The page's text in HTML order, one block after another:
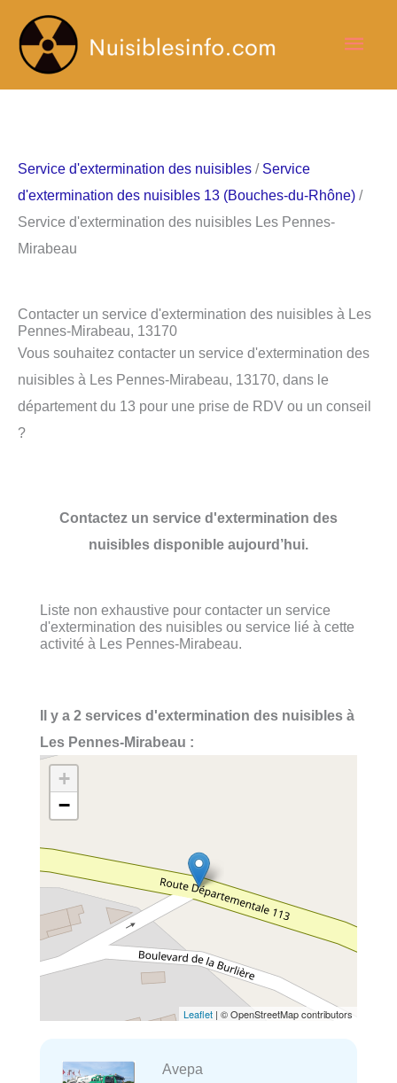
contenu
Service d'extermination des nuisibles / Service
d'extermination des nuisibles 13 (Bouches-du-Rhône) /
Service d'extermination des nuisibles Les Pennes-
Mirabeau
Contacter un service d'extermination des nuisibles à Les
Pennes-Mirabeau, 13170
Vous souhaitez contacter un service d'extermination des
nuisibles à Les Pennes-Mirabeau, 13170, dans le
département du 13 pour une prise de RDV ou un conseil
?
Contactez un service d'extermination des
nuisibles disponible aujourd’hui.
Liste non exhaustive pour contacter un service
d'extermination des nuisibles ou service lié à cette
activité à Les Pennes-Mirabeau.
Il y a 2 services d'extermination des nuisibles à
Les Pennes-Mirabeau :
+
−
Leaflet | © OpenStreetMap contributors
Avepa